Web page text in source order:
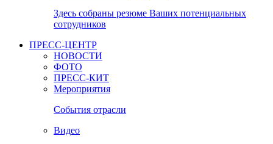
Здесь собраны резюме Ваших потенциальных
сотрудников
ПРЕСС-ЦЕНТР
НОВОСТИ
ФОТО
ПРЕСС-КИТ
Мероприятия
События отрасли
Видео